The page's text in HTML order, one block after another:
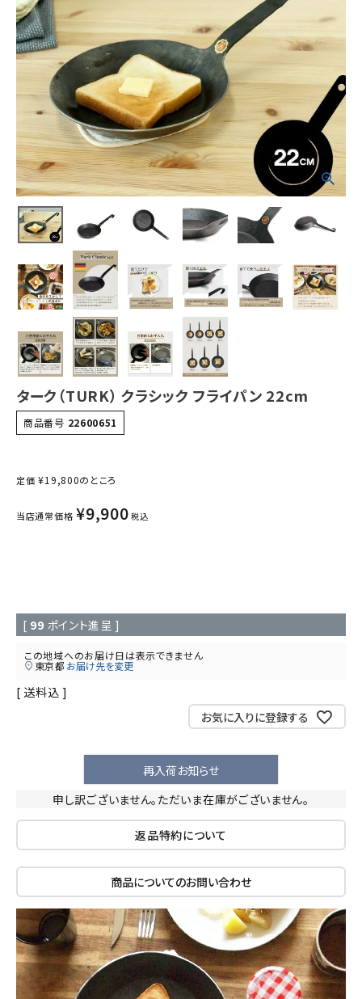
ターク（TURK） クラシック フライパン 22cm
商品番号 22600651
定価 ¥19,800のところ
当店通常価格 ¥9,900 税込
[ 99 ポイント進呈 ]
この地域へのお届け日は表示できません
東京都 お届け先を変更
送料込
お気に入りに登録する
再入荷お知らせ
申し訳ございません。ただいま在庫がございません。
返品特約について
商品についてのお問い合わせ